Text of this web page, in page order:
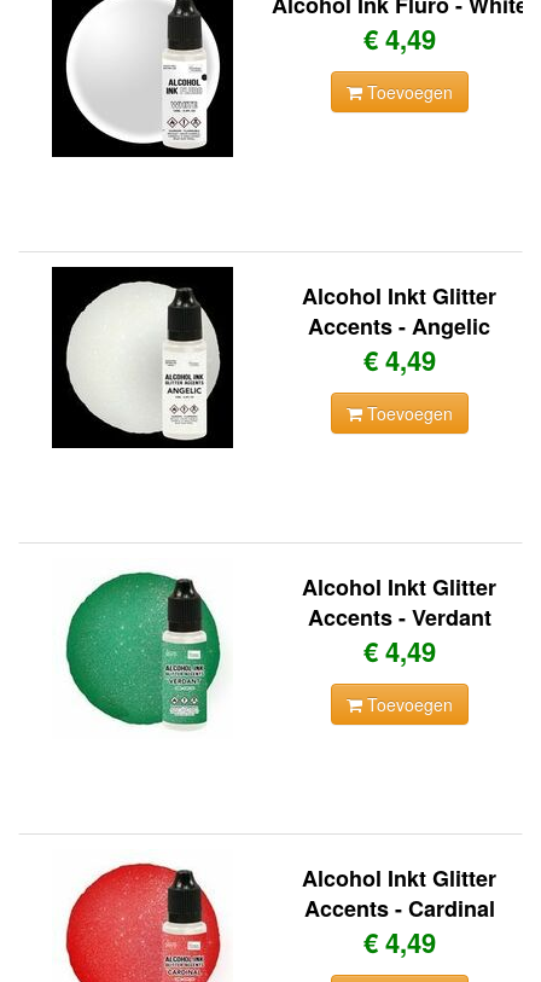
€ 4,49
Toevoegen
Alcohol Inkt Glitter
Accents - Angelic
€ 4,49
Toevoegen
Alcohol Inkt Glitter
Accents - Verdant
€ 4,49
Toevoegen
Alcohol Inkt Glitter
Accents - Cardinal
€ 4,49